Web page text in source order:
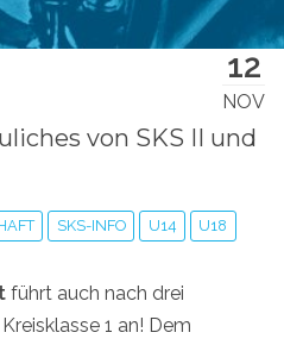
12
NOV
von SKS II und
SKS-INFO U14 U18
führt auch nach drei
1 an! Dem